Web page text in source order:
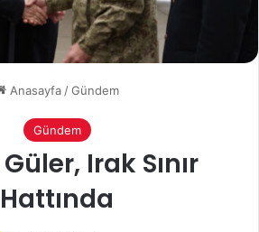
Anasayfa / Gündem
Gündem
Irak Sınır
Hattında